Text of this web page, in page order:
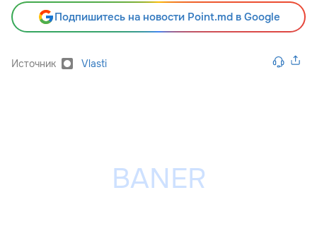
Подпишитесь на новости Point.md в Google
Источник Vlasti